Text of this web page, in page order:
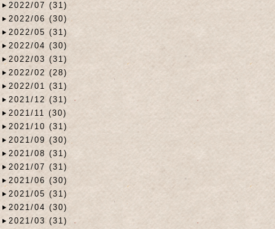
2022/07 (31)
2022/06 (30)
2022/05 (31)
2022/04 (30)
2022/03 (31)
2022/02 (28)
2022/01 (31)
2021/12 (31)
2021/11 (30)
2021/10 (31)
2021/09 (30)
2021/08 (31)
2021/07 (31)
2021/06 (30)
2021/05 (31)
2021/04 (30)
2021/03 (31)